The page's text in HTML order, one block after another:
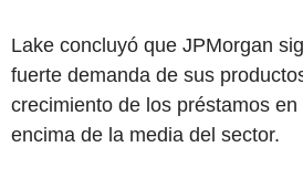
Lake concluyó que JPMorgan
fuerte demanda de sus
crecimiento de los préstamos
encima de la media del sector.